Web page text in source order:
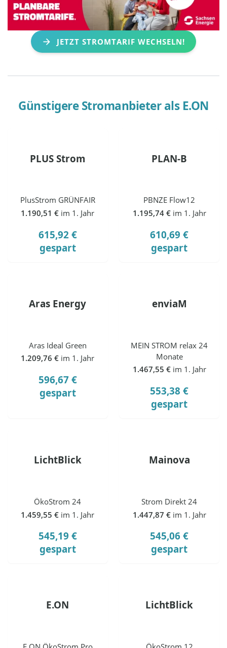
JETZT STROMTARIF WECHSELN!
Günstigere Stromanbieter als E.ON
PLUS Strom
PlusStrom GRÜNFAIR
1.190,51 € im 1. Jahr
615,92 €
gespart
PLAN-B
PBNZE Flow12
1.195,74 € im 1. Jahr
610,69 €
gespart
Aras Energy
Aras Ideal Green
1.209,76 € im 1. Jahr
596,67 €
gespart
enviaM
MEIN STROM relax 24
Monate
1.467,55 € im 1. Jahr
553,38 €
gespart
LichtBlick
ÖkoStrom 24
1.459,55 € im 1. Jahr
545,19 €
gespart
Mainova
Strom Direkt 24
1.447,87 € im 1. Jahr
545,06 €
gespart
E.ON LichtBlick